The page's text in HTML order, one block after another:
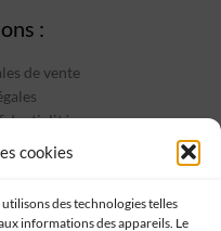
cookies
des technologies telles
informations des appareils. Le
:
de vente